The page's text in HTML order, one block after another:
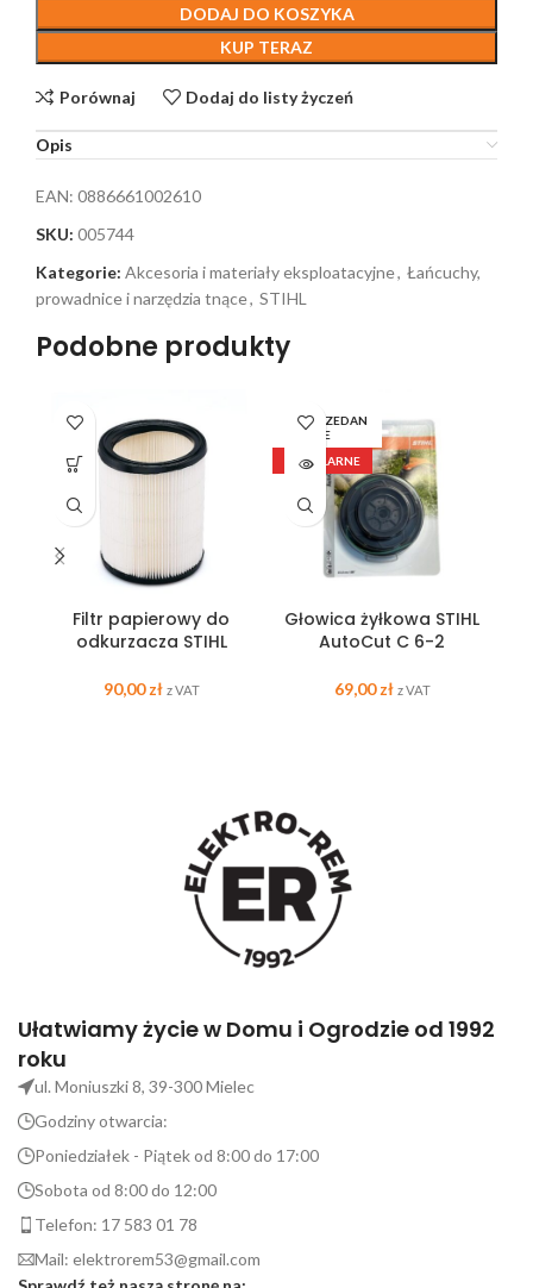
DODAJ DO KOSZYKA
KUP TERAZ
Porównaj Dodaj do listy życzeń
Opis
EAN: 0886661002610
SKU: 005744
Kategorie: Akcesoria i materiały eksploatacyjne, Łańcuchy,
prowadnice i narzędzia tnące, STIHL
Podobne produkty
Filtr papierowy do
odkurzacza STIHL
90,00zł z VAT
WYPRZEDAN
E
POPULARNE
Głowica żyłkowa STIHL
AutoCut C 6-2
69,00zł z VAT
Ułatwiamy życie w Domu i Ogrodzie od 1992
roku
ul. Moniuszki 8, 39-300 Mielec
Godziny otwarcia:
Poniedziałek - Piątek od 8:00 do 17:00
Sobota od 8:00 do 12:00
Telefon: 17 583 01 78
Mail: elektrorem53@gmail.com